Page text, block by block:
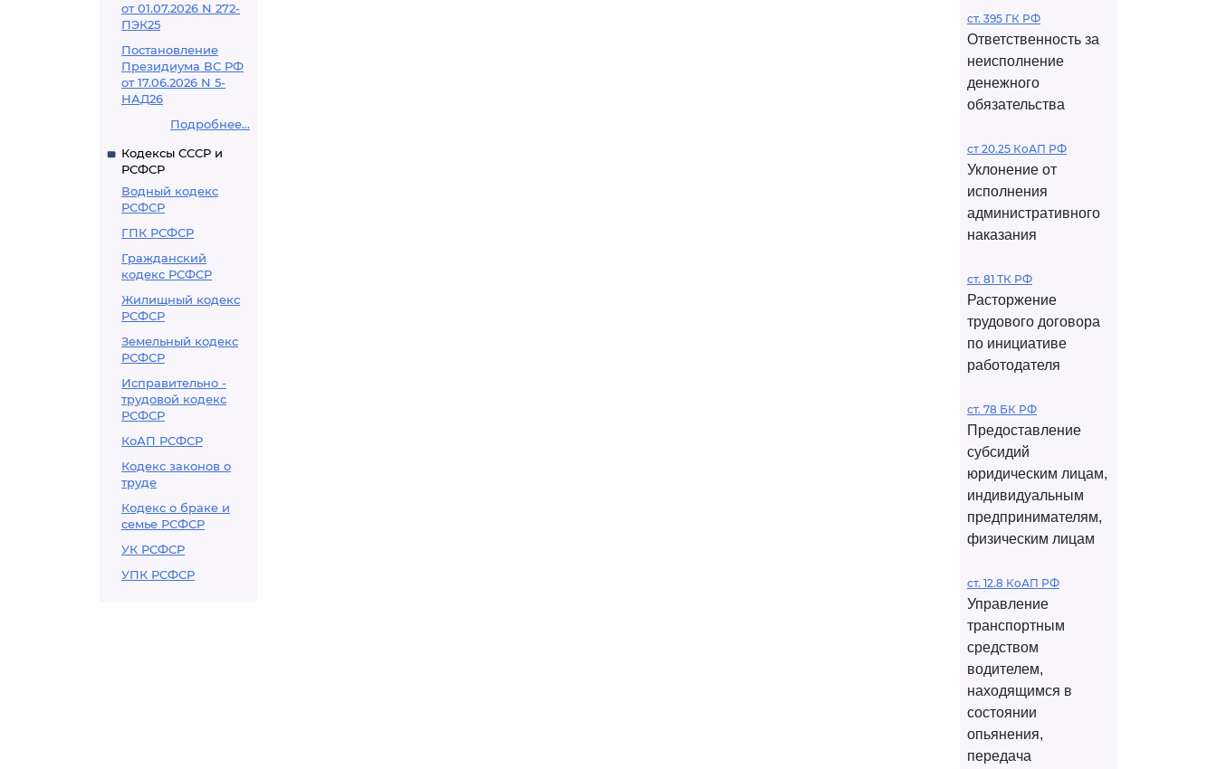
от 01.07.2026 N 272-
ПЭК25
Постановление
Президиума ВС РФ
от 17.06.2026 N 5-
НАД26
Подробнее...
Кодексы СССР и
РСФСР
Водный кодекс
РСФСР
ГПК РСФСР
Гражданский
кодекс РСФСР
Жилищный кодекс
РСФСР
Земельный кодекс
РСФСР
Исправительно -
трудовой кодекс
РСФСР
КоАП РСФСР
Кодекс законов о
труде
Кодекс о браке и
семье РСФСР
УК РСФСР
УПК РСФСР
ст. 395 ГК РФ
Ответственность за
неисполнение
денежного
обязательства
ст 20.25 КоАП РФ
Уклонение от
исполнения
административного
наказания
ст. 81 ТК РФ
Расторжение
трудового договора
по инициативе
работодателя
ст. 78 БК РФ
Предоставление
субсидий
юридическим лицам,
индивидуальным
предпринимателям,
физическим лицам
ст. 12.8 КоАП РФ
Управление
транспортным
средством
водителем,
находящимся в
состоянии
опьянения,
передача